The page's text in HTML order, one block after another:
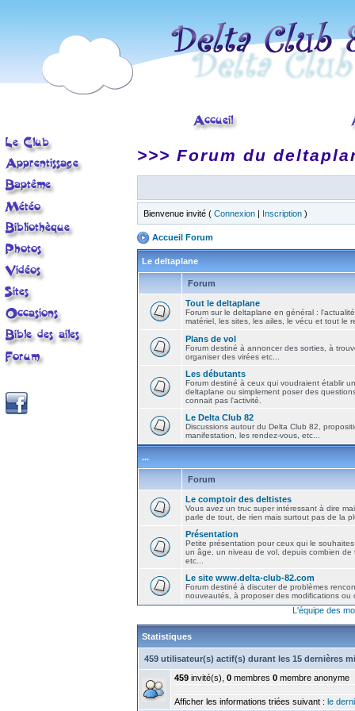
>>> Forum du
Bienvenue invité ( Connexion | Inscription )
Accueil Forum
Le deltaplane
Forum
Tout le deltaplane
Forum sur le deltaplane en général :
matériel, les sites, les ailes, le vécu et tout le
Plans de vol
Forum destiné à annoncer des sorties, à
organiser des virées etc...
Les débutants
Forum destiné à ceux qui voudraient établir
deltaplane ou simplement poser des
connait pas l'activité.
Le Delta Club 82
Discussions autour du Delta Club 82,
manifestation, les rendez-vous, etc...
...
Forum
Le comptoir des deltistes
Vous avez un truc super intéressant à dire
parle de tout, de rien mais surtout pas de la
Présentation
Petite présentation pour ceux qui le
un âge, un niveau de vol, depuis combien de
etc...
Le site www.delta-club-82.com
Forum destiné à discuter de problèmes
nouveautés, à proposer des modifications ou
L'équipe des
Statistiques
459 utilisateur(s) actif(s) durant les 15 dernières
459 invité(s), 0 membres 0 membre anonyme
Afficher les informations triées suivant : le